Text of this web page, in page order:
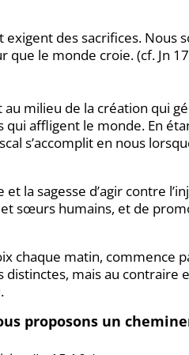
des sacrifices. Nous
que le monde croie. (cf. Jn
milieu de la création qui
qui affligent le monde. En
s’accomplit en nous
la sagesse d’agir contre
sœurs humains, et de
chaque matin, commence
distinctes, mais au contraire
proposons un